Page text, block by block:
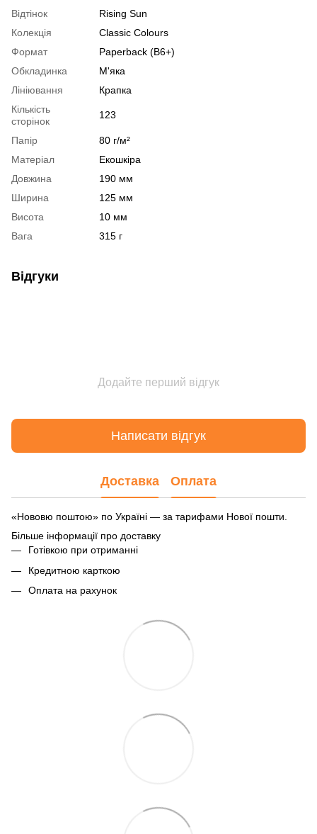
Відтінок
Rising Sun
Колекція
Classic Colours
Формат
Paperback (B6+)
Обкладинка
М'яка
Лініювання
Крапка
Кількість
сторінок
123
Папір
80 г/м²
Матеріал
Екошкіра
Довжина
190 мм
Ширина
125 мм
Висота
10 мм
Вага
315 г
Відгуки
Додайте перший відгук
Написати відгук
Доставка Оплата
«Нововю поштою» по Україні — за тарифами Нової пошти.
Більше інформації про доставку
Готівкою при отриманні
Кредитною карткою
Оплата на рахунок